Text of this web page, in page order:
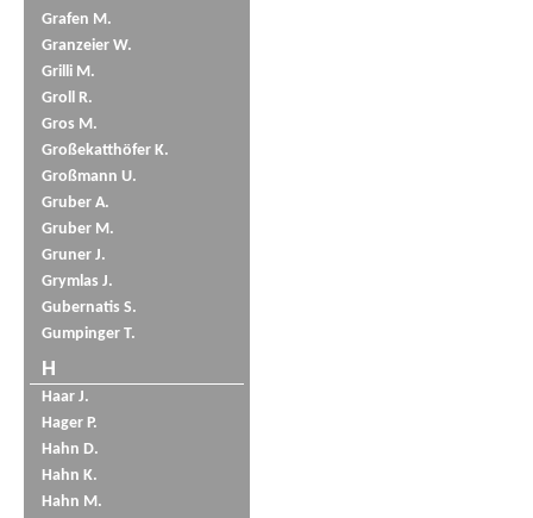
Grafen M.
Granzeier W.
Grilli M.
Groll R.
Gros M.
Großekatthöfer K.
Großmann U.
Gruber A.
Gruber M.
Gruner J.
Grymlas J.
Gubernatis S.
Gumpinger T.
H
Haar J.
Hager P.
Hahn D.
Hahn K.
Hahn M.